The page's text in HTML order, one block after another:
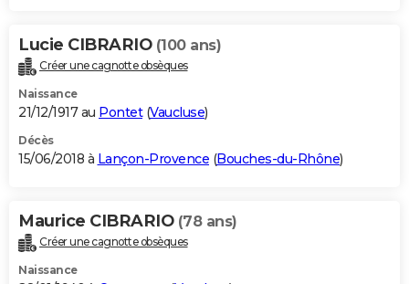
Lucie CIBRARIO (100 ans)
Créer une cagnotte obsèques
Naissance
21/12/1917 au Pontet(Vaucluse)
Décès
15/06/2018 à Lançon-Provence (Bouches-du-Rhône)
Maurice CIBRARIO (78 ans)
Créer une cagnotte obsèques
Naissance